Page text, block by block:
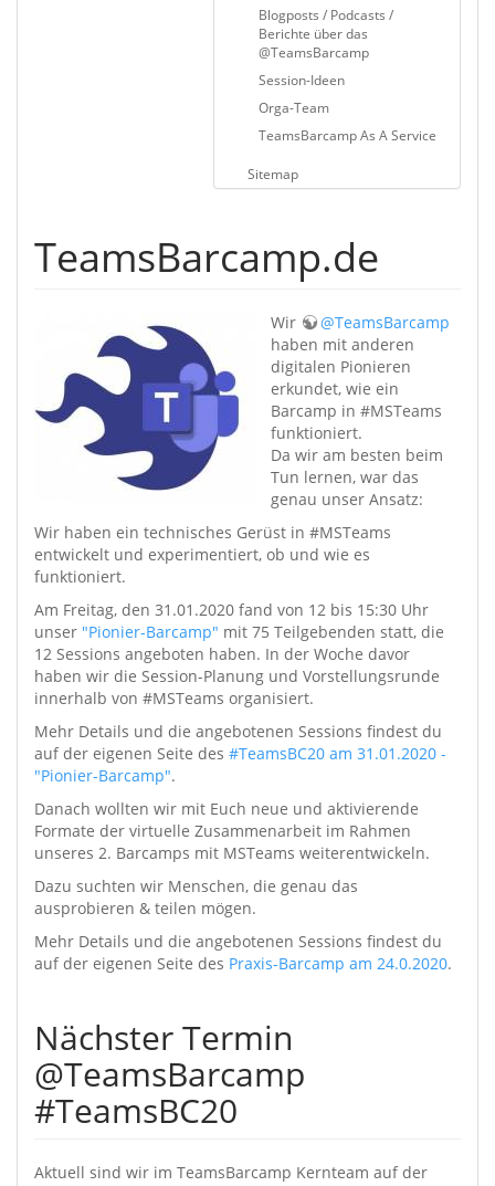
Blogposts / Podcasts /
Berichte über das
@TeamsBarcamp
Session-Ideen
Orga-Team
​​​​​TeamsBarcamp As A Service
Sitemap
TeamsBarcamp.de
Wir
@TeamsBarcamp
haben mit anderen
digitalen Pionieren
erkundet, wie ein
Barcamp in #MSTeams
funktioniert.
Da wir am besten beim
Tun lernen, war das
genau unser Ansatz:
Wir haben ein technisches Gerüst in #MSTeams
entwickelt und experimentiert, ob und wie es
funktioniert.
Am Freitag, den 31.01.2020 fand von 12 bis 15:30 Uhr
unser "Pionier-Barcamp" mit 75 Teilgebenden statt, die
12 Sessions angeboten haben. In der Woche davor
haben wir die Session-Planung und Vorstellungsrunde
innerhalb von #MSTeams organisiert.
Mehr Details und die angebotenen Sessions findest du
auf der eigenen Seite des #TeamsBC20 am 31.01.2020 -
"Pionier-Barcamp".
Danach wollten wir mit Euch neue und aktivierende
Formate der virtuelle Zusammenarbeit im Rahmen
unseres 2. Barcamps mit MSTeams weiterentwickeln.
Dazu suchten wir Menschen, die genau das
ausprobieren & teilen mögen.
Mehr Details und die angebotenen Sessions findest du
auf der eigenen Seite des Praxis-Barcamp am 24.0.2020.
Nächster Termin
@TeamsBarcamp
#TeamsBC20
Aktuell sind wir im TeamsBarcamp Kernteam auf der